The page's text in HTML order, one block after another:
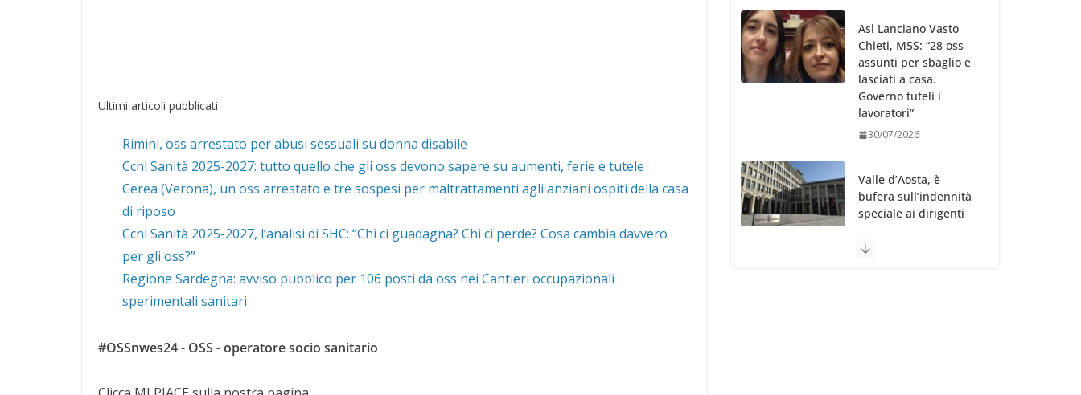
Ultimi articoli pubblicati
Rimini, oss arrestato per abusi sessuali su donna disabile
Ccnl Sanità 2025-2027: tutto quello che gli oss devono sapere su aumenti, ferie e tutele
Cerea (Verona), un oss arrestato e tre sospesi per maltrattamenti agli anziani ospiti della casa
di riposo
Ccnl Sanità 2025-2027, l’analisi di SHC: “Chi ci guadagna? Chi ci perde? Cosa cambia davvero
per gli oss?”
Regione Sardegna: avviso pubblico per 106 posti da oss nei Cantieri occupazionali
sperimentali sanitari
#OSSnwes24 - OSS - operatore socio sanitario
Asl Lanciano Vasto
Chieti, M5S: “28 oss
assunti per sbaglio e
lasciati a casa.
Governo tuteli i
lavoratori”
30/07/2026
Valle d’Aosta, è
bufera sull’indennità
speciale ai dirigenti
Ausl. Le proteste di
minoranza e